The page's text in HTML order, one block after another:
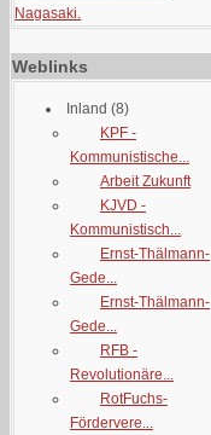
Nagasaki.
Weblinks
Inland (8)
KPF -
Kommunistische...
Arbeit Zukunft
KJVD -
Kommunistisch...
Ernst-Thälmann-
Gede...
Ernst-Thälmann-
Gede...
RFB -
Revolutionäre...
RotFuchs-
Fördervere...